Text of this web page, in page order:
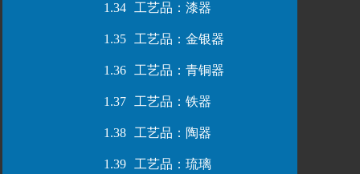
1.34 工艺品：漆器
1.35 工艺品：金银器
1.36 工艺品：青铜器
1.37 工艺品：铁器
1.38 工艺品：陶器
1.39 工艺品：琉璃